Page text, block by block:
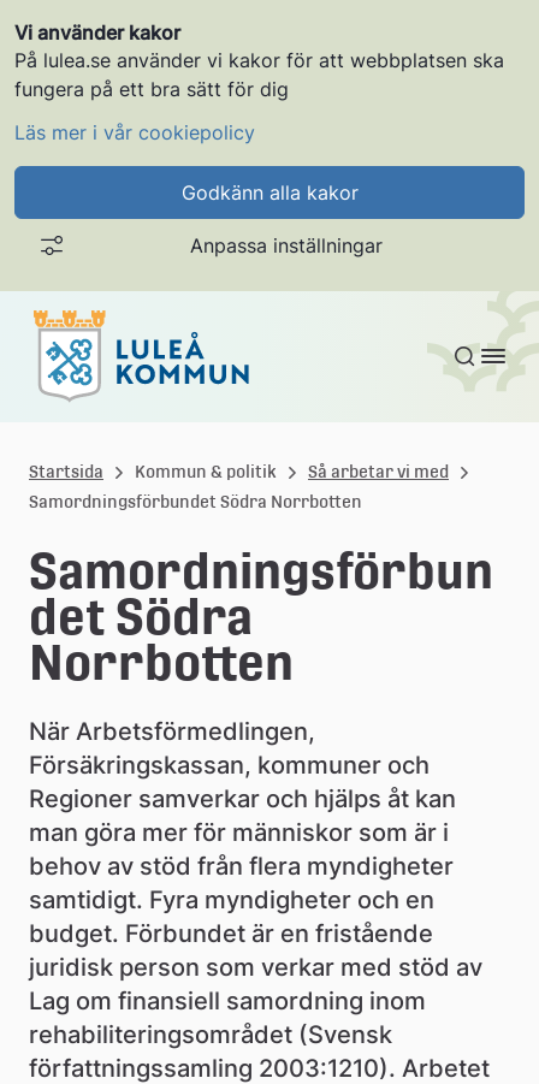
Vi använder kakor
På lulea.se använder vi kakor för att webbplatsen ska
fungera på ett bra sätt för dig
Läs mer i vår cookiepolicy
Godkänn alla kakor
Anpassa inställningar
Gå till innehållet
u
l
e
å
k
o
m
m
u
n
Startsida Kommun & politik
Så arbetar vi med
Samordningsförbundet Södra Norrbotten
Samordningsförbun
det Södra
Norrbotten
När Arbetsförmedlingen,
Försäkringskassan, kommuner och
Regioner samverkar och hjälps åt kan
man göra mer för människor som är i
behov av stöd från flera myndigheter
samtidigt. Fyra myndigheter och en
budget. Förbundet är en fristående
juridisk person som verkar med stöd av
Lag om finansiell samordning inom
rehabiliteringsområdet (Svensk
författningssamling 2003:1210). Arbetet